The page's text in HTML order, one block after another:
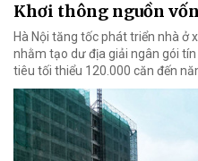
Khơi thông nguồn
Hà Nội tăng tốc phát triển nhà ở
nhằm tạo dư địa giải ngân gói
tiêu tối thiểu 120.000 căn đến